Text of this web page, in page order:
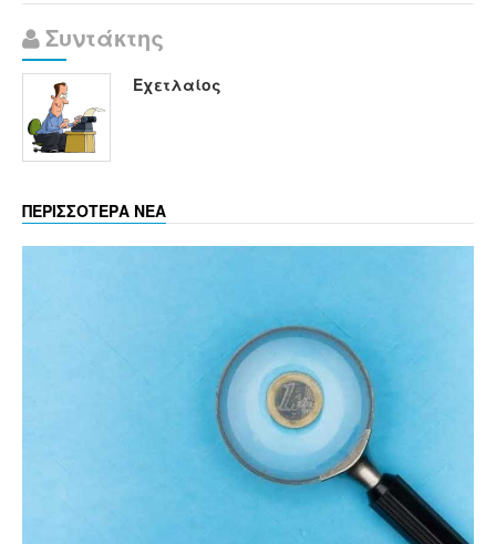
Συντάκτης
Εχετλαίος
ΠΕΡΙΣΣΟΤΕΡΑ ΝΕΑ